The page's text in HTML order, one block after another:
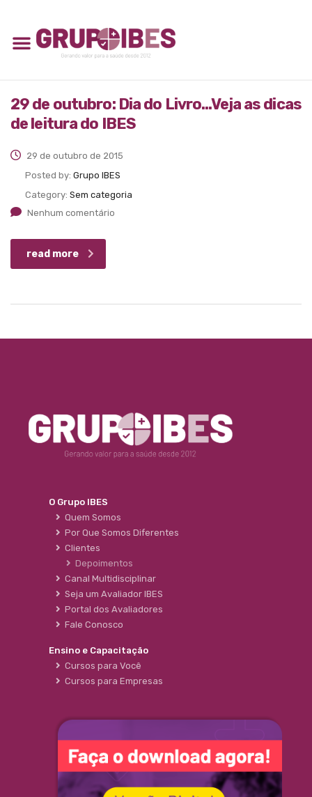
29 de outubro: Dia do Livro…Veja as dicas
de leitura do IBES
29 de outubro de 2015
Posted by: Grupo IBES
Category: Sem categoria
Nenhum comentário
read more
O Grupo IBES
Quem Somos
Por Que Somos Diferentes
Clientes
Depoimentos
Canal Multidisciplinar
Seja um Avaliador IBES
Portal dos Avaliadores
Fale Conosco
Ensino e Capacitação
Cursos para Você
Cursos para Empresas